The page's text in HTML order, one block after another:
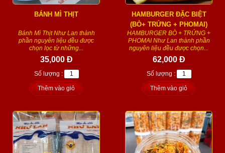
BÁNH MÌ THỊT
Bánh Mì Thịt Như Lan thành
phần nguyên liệu đều được
chọn lọc từ những...
35,000 Đ
Số lượng :
Thêm vào giỏ
HAMBURGER ĐẶC BIỆT
(BÒ+ TRỨNG + PHOMAI)
HAMBURGER BÒ + TRỨNG +
PHOMAI Như Lan thành phần
nguyên liệu đều được chọn...
62,000 Đ
Số lượng :
Thêm vào giỏ